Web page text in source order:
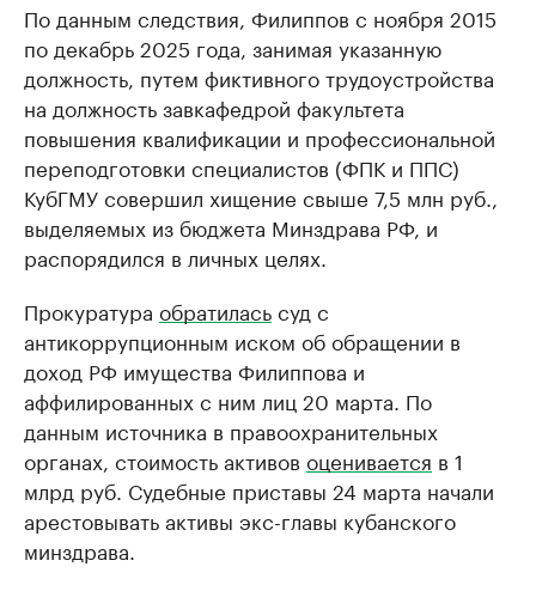
По данным следствия, Филиппов с ноября 2015
по декабрь 2025 года, занимая указанную
должность, путем фиктивного трудоустройства
на должность завкафедрой факультета
повышения квалификации и профессиональной
переподготовки специалистов (ФПК и ППС)
КубГМУ совершил хищение свыше 7,5 млн руб.,
выделяемых из бюджета Минздрава РФ, и
распорядился в личных целях.
Прокуратура обратиласьсуд с
антикоррупционным иском об обращении в
доход РФ имущества Филиппова и
аффилированных с ним лиц 20 марта. По
данным источника в правоохранительных
органах, стоимость активов оценивается в 1
млрд руб. Судебные приставы 24 марта начали
арестовывать активы экс-главы кубанского
минздрава.